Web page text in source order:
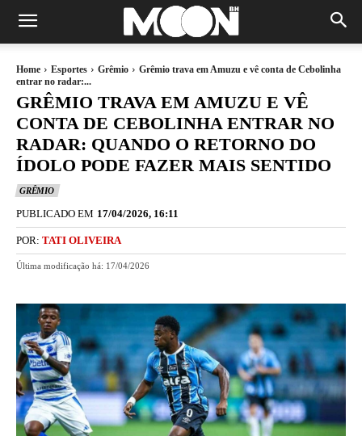
Home Esportes Grêmio
Grêmio trava em Amuzu e vê conta de Cebolinha
entrar no radar:...
GRÊMIO TRAVA EM AMUZU E VÊ
CONTA DE CEBOLINHA ENTRAR NO
RADAR: QUANDO O RETORNO DO
ÍDOLO PODE FAZER MAIS SENTIDO
GRÊMIO
PUBLICADO EM 17/04/2026, 16:11
POR: TATI OLIVEIRA
Última modificação há: 17/04/2026